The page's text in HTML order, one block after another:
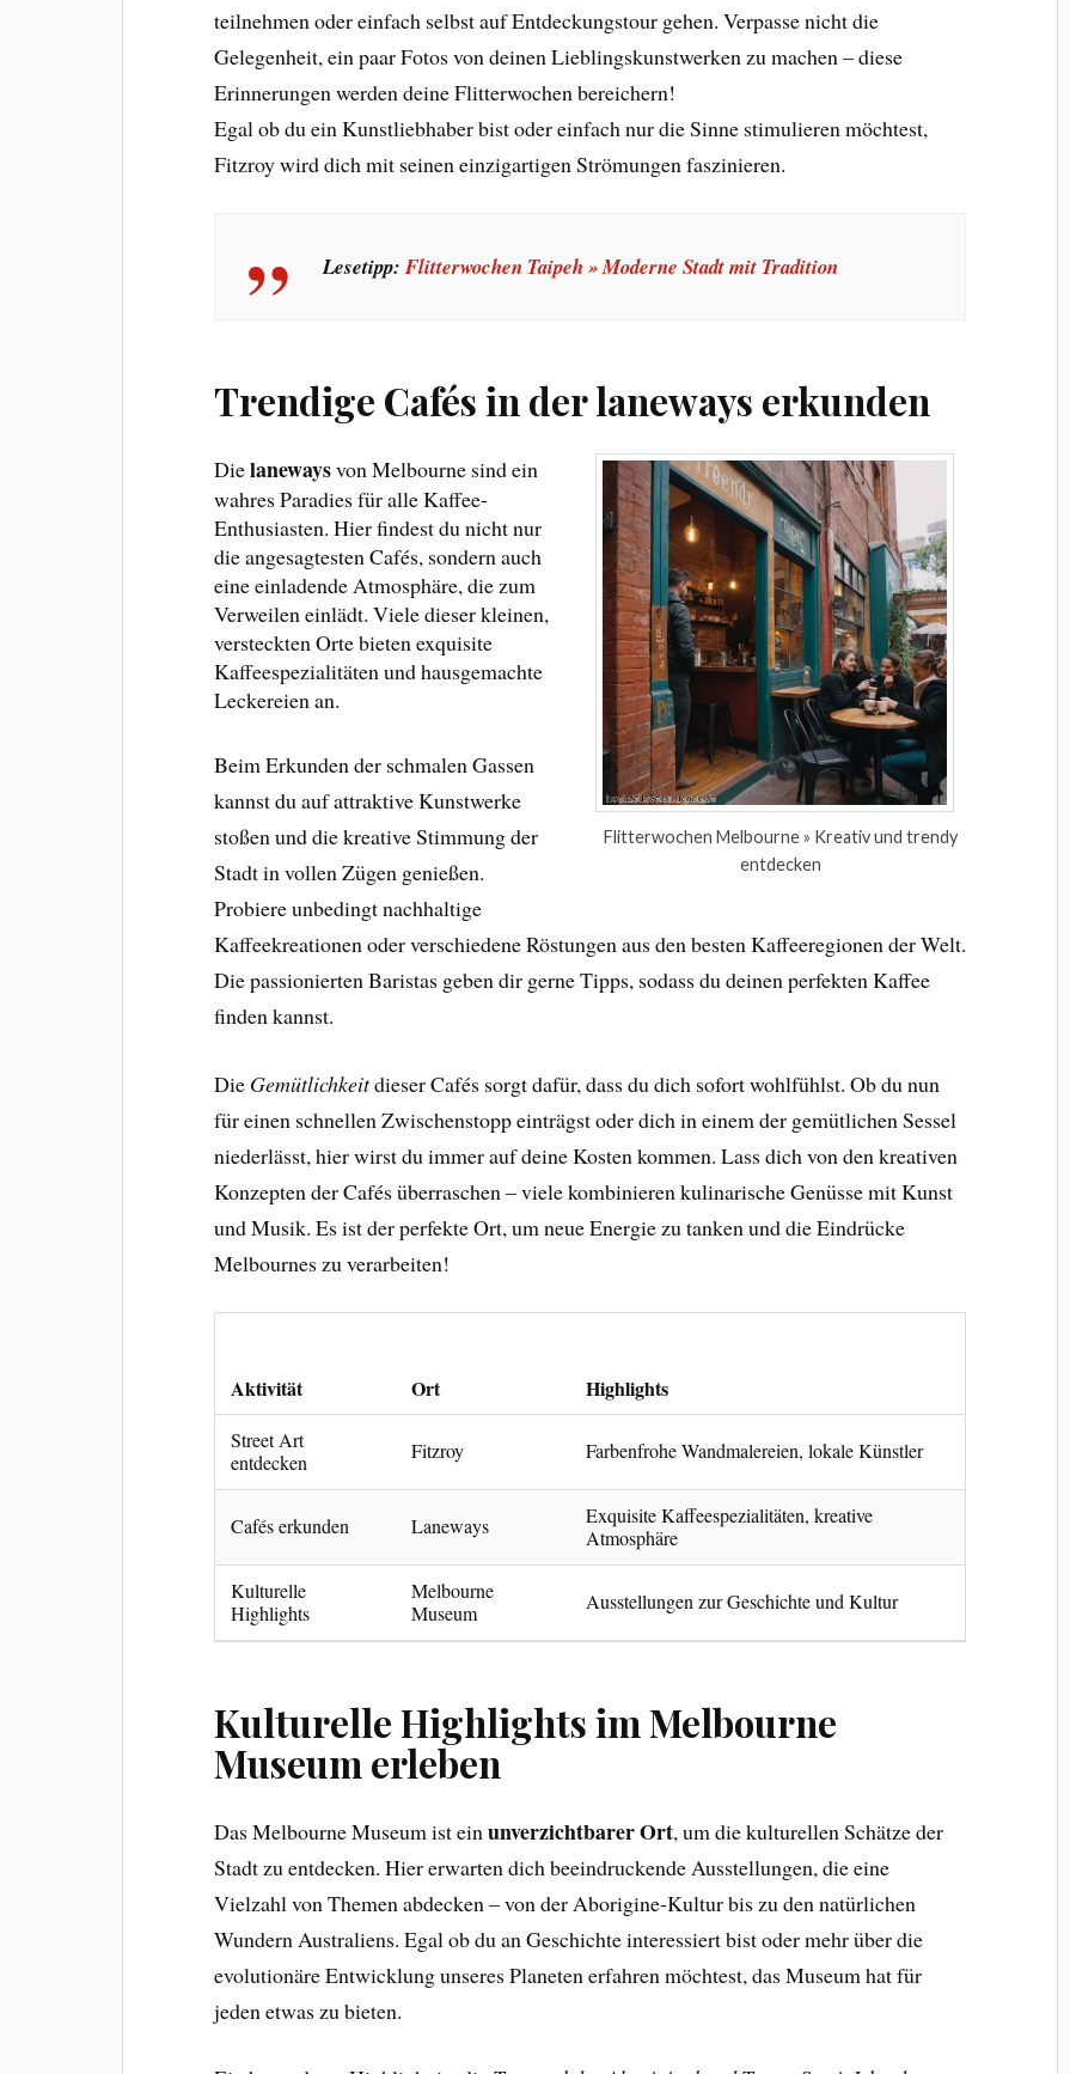
teilnehmen oder einfach selbst auf Entdeckungstour gehen. Verpasse nicht die
Gelegenheit, ein paar Fotos von deinen Lieblingskunstwerken zu machen – diese
Erinnerungen werden deine Flitterwochen bereichern!
Egal ob du ein Kunstliebhaber bist oder einfach nur die Sinne stimulieren möchtest,
Fitzroy wird dich mit seinen einzigartigen Strömungen faszinieren.
Lesetipp:Flitterwochen Taipeh » Moderne Stadt mit Tradition
Trendige Cafés in der laneways erkunden
Flitterwochen Melbourne » Kreativ und trendy
entdecken
Dielanewaysvon Melbourne sind ein
wahres Paradies für alle Kaffee-
Enthusiasten. Hier findest du nicht nur
die angesagtesten Cafés, sondern auch
eine einladende Atmosphäre, die zum
Verweilen einlädt. Viele dieser kleinen,
versteckten Orte bieten exquisite
Kaffeespezialitäten und hausgemachte
Leckereien an.
Beim Erkunden der schmalen Gassen
kannst du auf attraktive Kunstwerke
stoßen und die kreative Stimmung der
Stadt in vollen Zügen genießen.
Probiere unbedingt nachhaltige
Kaffeekreationen oder verschiedene Röstungen aus den besten Kaffeeregionen der Welt.
Die passionierten Baristas geben dir gerne Tipps, sodass du deinen perfekten Kaffee
finden kannst.
Die Gemütlichkeitdieser Cafés sorgt dafür, dass du dich sofort wohlfühlst. Ob du nun
für einen schnellen Zwischenstopp einträgst oder dich in einem der gemütlichen Sessel
niederlässt, hier wirst du immer auf deine Kosten kommen. Lass dich von den kreativen
Konzepten der Cafés überraschen – viele kombinieren kulinarische Genüsse mit Kunst
und Musik. Es ist der perfekte Ort, um neue Energie zu tanken und die Eindrücke
Melbournes zu verarbeiten!
Aktivität Ort Highlights
Street Art
entdecken
Fitzroy Farbenfrohe Wandmalereien, lokale Künstler
Cafés erkunden Laneways
Exquisite Kaffeespezialitäten, kreative
Atmosphäre
Kulturelle
Highlights
Melbourne
Museum
Ausstellungen zur Geschichte und Kultur
Kulturelle Highlights im Melbourne
Museum erleben
Das Melbourne Museum ist einunverzichtbarer Ort, um die kulturellen Schätze der
Stadt zu entdecken. Hier erwarten dich beeindruckende Ausstellungen, die eine
Vielzahl von Themen abdecken – von der Aborigine-Kultur bis zu den natürlichen
Wundern Australiens. Egal ob du an Geschichte interessiert bist oder mehr über die
evolutionäre Entwicklung unseres Planeten erfahren möchtest, das Museum hat für
jeden etwas zu bieten.